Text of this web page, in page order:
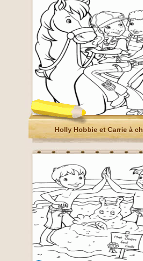
Holly Hobbie et Carrie à